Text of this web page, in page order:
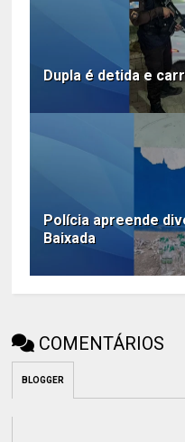
Dupla é detida e
Polícia apreende
Baixada
COMENTÁRIOS
BLOGGER